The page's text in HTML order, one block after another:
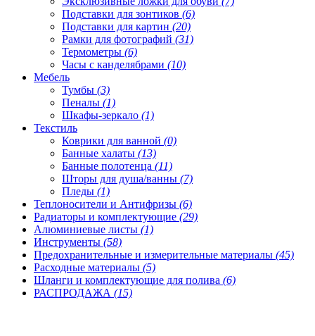
Подставки для зонтиков (6)
Подставки для картин (20)
Рамки для фотографий (31)
Термометры (6)
Часы с канделябрами (10)
Мебель
Тумбы (3)
Пеналы (1)
Шкафы-зеркало (1)
Текстиль
Коврики для ванной (0)
Банные халаты (13)
Банные полотенца (11)
Шторы для душа/ванны (7)
Пледы (1)
Теплоносители и Антифризы (6)
Радиаторы и комплектующие (29)
Алюминиевые листы (1)
Инструменты (58)
Предохранительные и измерительные материалы (45)
Расходные материалы (5)
Шланги и комплектующие для полива (6)
РАСПРОДАЖА (15)